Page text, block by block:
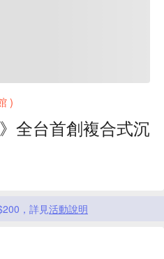
)
全台首創複合式沉
，詳見活動說明